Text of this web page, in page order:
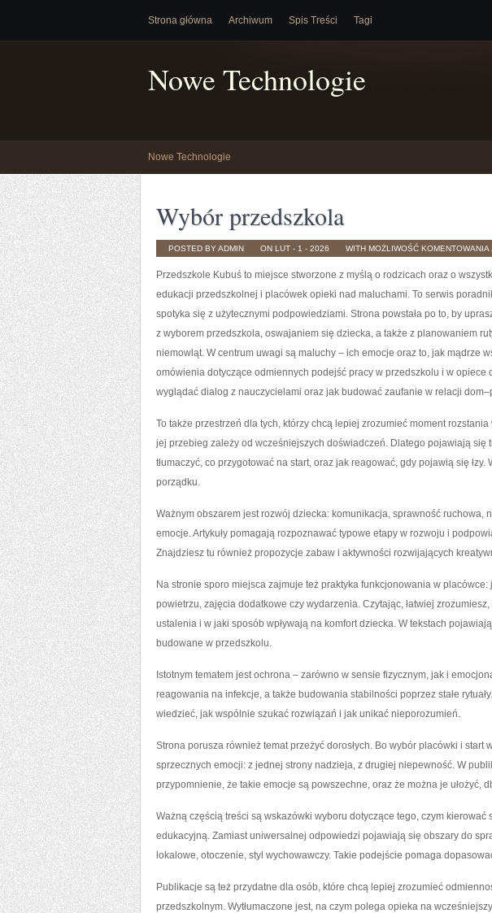
Strona główna Archiwum Spis Treści Tagi
Nowe Technologie
Nowe Technologie
Wybór przedszkola
POSTED BY ADMIN ON LUT - 1 - 2026 WITH MOŻLIWOŚĆ KOMENTOWANIA
Przedszkole Kubuś to miejsce stworzone z myślą o rodzicach oraz o
edukacji przedszkolnej i placówek opieki nad maluchami. To serwis
spotyka się z użytecznymi podpowiedziami. Strona powstała po to, by
z wyborem przedszkola, oswajaniem się dziecka, a także z planowaniem
niemowląt. W centrum uwagi są maluchy – ich emocje oraz to, jak mądrze
omówienia dotyczące odmiennych podejść pracy w przedszkolu i w opiece
wyglądać dialog z nauczycielami oraz jak budować zaufanie w relacji
To także przestrzeń dla tych, którzy chcą lepiej zrozumieć moment
jej przebieg zależy od wcześniejszych doświadczeń. Dlatego pojawiają się
tłumaczyć, co przygotować na start, oraz jak reagować, gdy pojawią się
porządku.
Ważnym obszarem jest rozwój dziecka: komunikacja, sprawność ruchowa,
emocje. Artykuły pomagają rozpoznawać typowe etapy w rozwoju i
Znajdziesz tu również propozycje zabaw i aktywności rozwijających
Na stronie sporo miejsca zajmuje też praktyka funkcjonowania w
powietrzu, zajęcia dodatkowe czy wydarzenia. Czytając, łatwiej
ustalenia i w jaki sposób wpływają na komfort dziecka. W tekstach
budowane w przedszkolu.
Istotnym tematem jest ochrona – zarówno w sensie fizycznym, jak i
reagowania na infekcje, a także budowania stabilności poprzez stałe
wiedzieć, jak wspólnie szukać rozwiązań i jak unikać nieporozumień.
Strona porusza również temat przeżyć dorosłych. Bo wybór placówki i start
sprzecznych emocji: z jednej strony nadzieja, z drugiej niepewność. W
przypomnienie, że takie emocje są powszechne, oraz że można je ułożyć,
Ważną częścią treści są wskazówki wyboru dotyczące tego, czym
edukacyjną. Zamiast uniwersalnej odpowiedzi pojawiają się obszary do
lokalowe, otoczenie, styl wychowawczy. Takie podejście pomaga
Publikacje są też przydatne dla osób, które chcą lepiej zrozumieć
przedszkolnym. Wytłumaczone jest, na czym polega opieka na